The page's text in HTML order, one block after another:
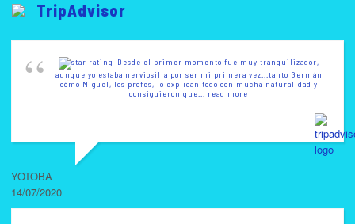
TripAdvisor
Desde el primer momento fue muy tranquilizador,
aunque yo estaba nerviosilla por ser mi primera vez...tanto Germán
cómo Miguel, los profes, lo explican todo con mucha naturalidad y
consiguieron que ... read more
YOTOBA
14/07/2020